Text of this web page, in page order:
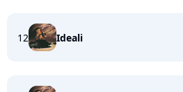
12 Ideali